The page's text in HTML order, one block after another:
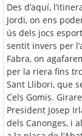
Des d’aquí,
Jordi, on ens
ús dels jocs
sentit invers per
Fabra, on
per la riera fins
Sant Llibori, que
Cels Gomis.
President Josep
dels Canonges, i